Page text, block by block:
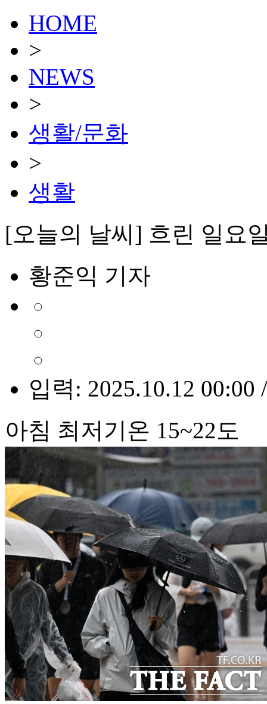
HOME
>
NEWS
>
생활/문화
>
생활
[오늘의 날씨] 흐린 일요
황준익 기자
입력: 2025.10.12 00:00
아침 최저기온 15~22도